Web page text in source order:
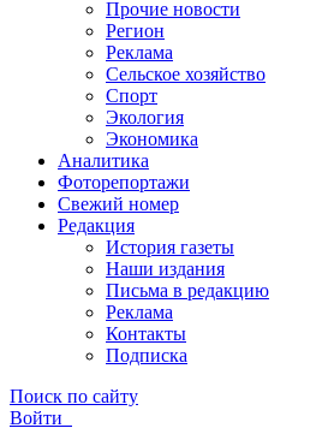
Прочие новости
Регион
Реклама
Сельское хозяйство
Спорт
Экология
Экономика
Аналитика
Фоторепортажи
Свежий номер
Редакция
История газеты
Наши издания
Письма в редакцию
Реклама
Контакты
Подписка
Поиск по сайту
Войти